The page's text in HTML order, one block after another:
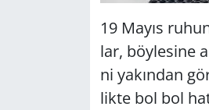
19 Mayıs
lar, böy­le­si­ne
ni ya­kın­dan
lik­te bol bol